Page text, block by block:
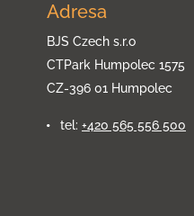
Adresa
BJS Czech s.r.o
CTPark Humpolec 1575
CZ-396 01 Humpolec
tel: +420 565 556 500